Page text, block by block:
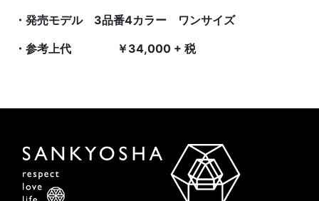
・発売モデル 3品番4カラー ワンサイズ
・参考上代 ￥34,000 + 税